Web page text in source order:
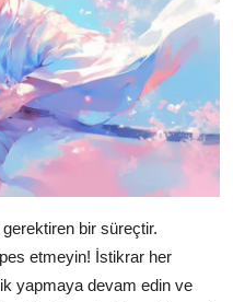
bir süreçtir.
etmeyin! İstikrar her
yapmaya devam edin ve